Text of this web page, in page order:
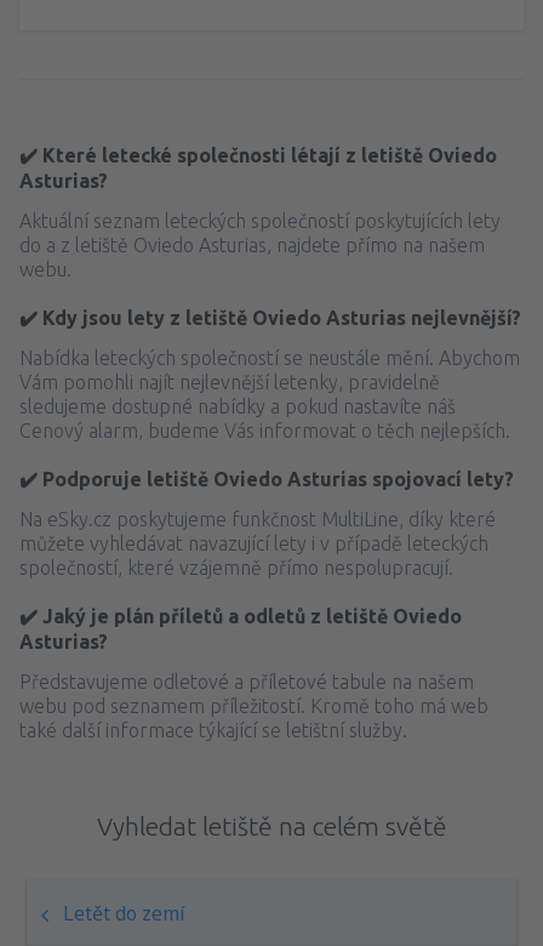
✔️ Které letecké společnosti létají z letiště Oviedo
Asturias?
Aktuální seznam leteckých společností poskytujících lety
do a z letiště Oviedo Asturias, najdete přímo na našem
webu.
✔️ Kdy jsou lety z letiště Oviedo Asturias nejlevnější?
Nabídka leteckých společností se neustále mění. Abychom
Vám pomohli najít nejlevnější letenky, pravidelně
sledujeme dostupné nabídky a pokud nastavíte náš
Cenový alarm, budeme Vás informovat o těch nejlepších.
✔️ Podporuje letiště Oviedo Asturias spojovací lety?
Na eSky.cz poskytujeme funkčnost MultiLine, díky které
můžete vyhledávat navazující lety i v případě leteckých
společností, které vzájemně přímo nespolupracují.
✔️ Jaký je plán příletů a odletů z letiště Oviedo
Asturias?
Představujeme odletové a příletové tabule na našem
webu pod seznamem příležitostí. Kromě toho má web
také další informace týkající se letištní služby.
Vyhledat letiště na celém světě
Letět do zemí